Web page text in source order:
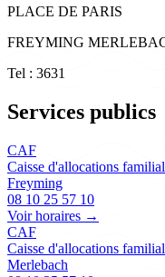
PLACE DE PARIS
FREYMING
Tel : 3631
Services publics
CAF
Caisse d'allocations
Freyming
08 10 25 57 10
Voir horaires →
CAF
Caisse d'allocations
Merlebach